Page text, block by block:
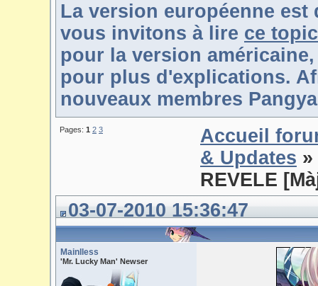
La version européenne
vous invitons à lire ce topic
pour la version
pour plus d'explications.
nouveaux membres
Pages: 1 2 3
Accueil
& Updates »
REVELE
03-07-2010 15:36:47
Mainlless
'Mr. Lucky Man' Newser